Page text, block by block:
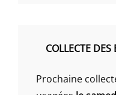
COLLECTE DES
Prochaine